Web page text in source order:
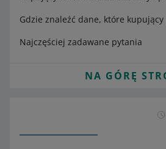
Gdzie znaleźć dane, które
Najczęściej zadawane pytania
NA GÓRĘ